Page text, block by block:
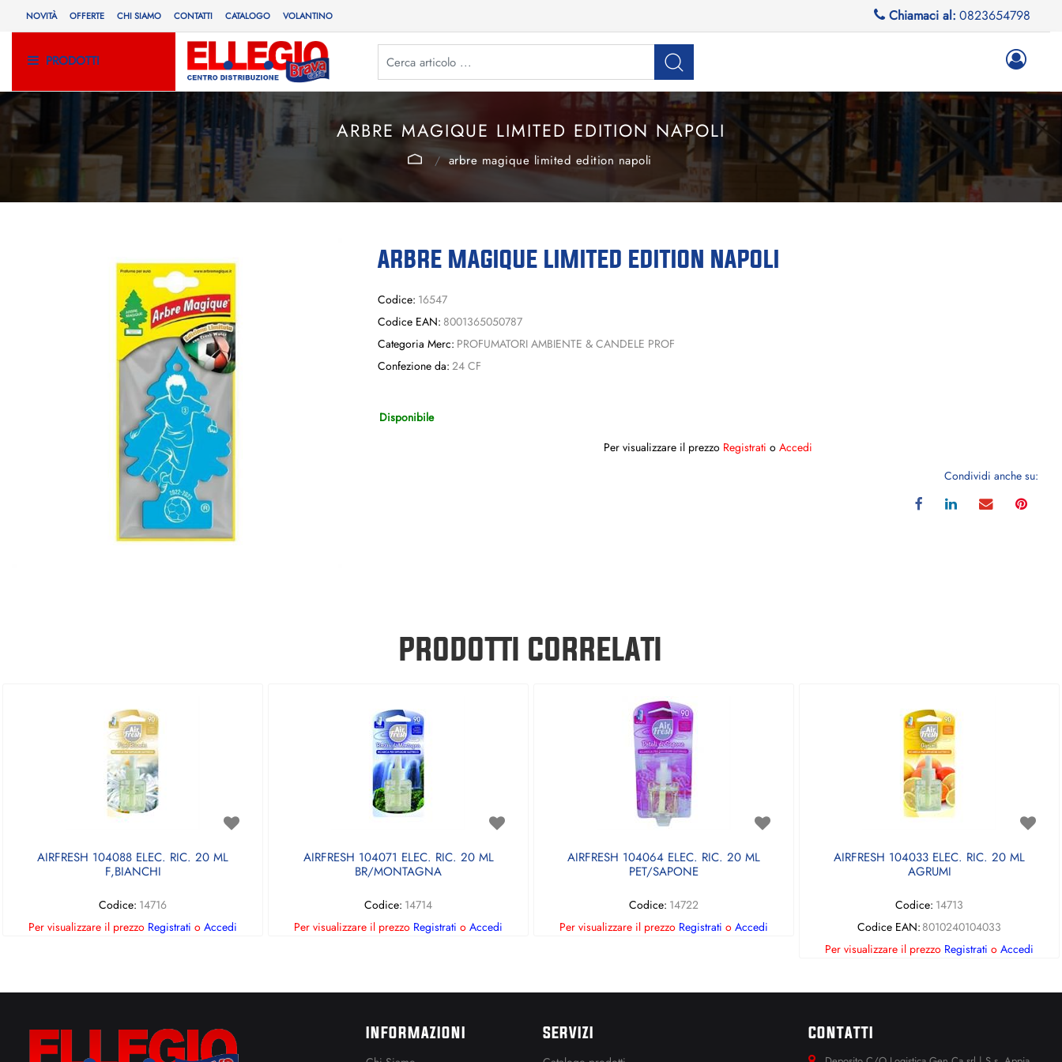
NOVITÀ OFFERTE CHI SIAMO CONTATTI CATALOGO VOLANTINO Chiamaci al: 0823654798
PRODOTTI
ARBRE MAGIQUE LIMITED EDITION NAPOLI
arbre magique limited edition napoli
ARBRE MAGIQUE LIMITED EDITION NAPOLI
Codice: 16547
Codice EAN: 8001365050787
Categoria Merc: PROFUMATORI AMBIENTE & CANDELE PROF
Confezione da: 24 CF
Disponibile
Per visualizzare il prezzo Registrati o Accedi
Condividi anche su:
PRODOTTI CORRELATI
AIRFRESH 104088 ELEC. RIC. 20 ML
F,BIANCHI
Codice: 14716
Per visualizzare il prezzo Registrati o Accedi
AIRFRESH 104071 ELEC. RIC. 20 ML
BR/MONTAGNA
Codice: 14714
Per visualizzare il prezzo Registrati o Accedi
AIRFRESH 104064 ELEC. RIC. 20 ML
PET/SAPONE
Codice: 14722
Per visualizzare il prezzo Registrati o Accedi
AIRFRESH 104033 ELEC. RIC. 20 ML
AGRUMI
Codice: 14713
Codice EAN: 8010240104033
Per visualizzare il prezzo Registrati o Accedi
INFORMAZIONI SERVIZI CONTATTI